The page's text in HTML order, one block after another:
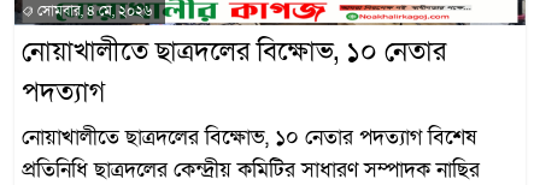
সোমবার, ৪ মে, ২০২৬
নোয়াখালীতে ছাত্রদলের বিক্ষোভ, ১০ নেতার
পদত্যাগ
নোয়াখালীতে ছাত্রদলের বিক্ষোভ, ১০ নেতার পদত্যাগ বিশেষ
প্রতিনিধি ছাত্রদলের কেন্দ্রীয় কমিটির সাধারণ সম্পাদক নাছির